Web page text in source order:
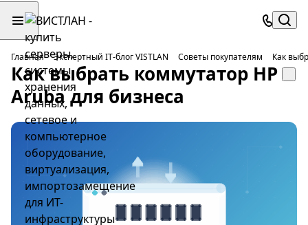
Главная Экспертный IT-блог VISTLAN Советы покупателям Как
Как выбрать коммутатор HP
Aruba для бизнеса